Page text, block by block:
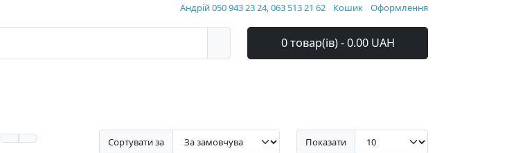
Андрій 050 943 23 24, 063 513 21 62 Кошик Оформлення
0 товар(ів) - 0.00 UAH
Сортувати за Показати